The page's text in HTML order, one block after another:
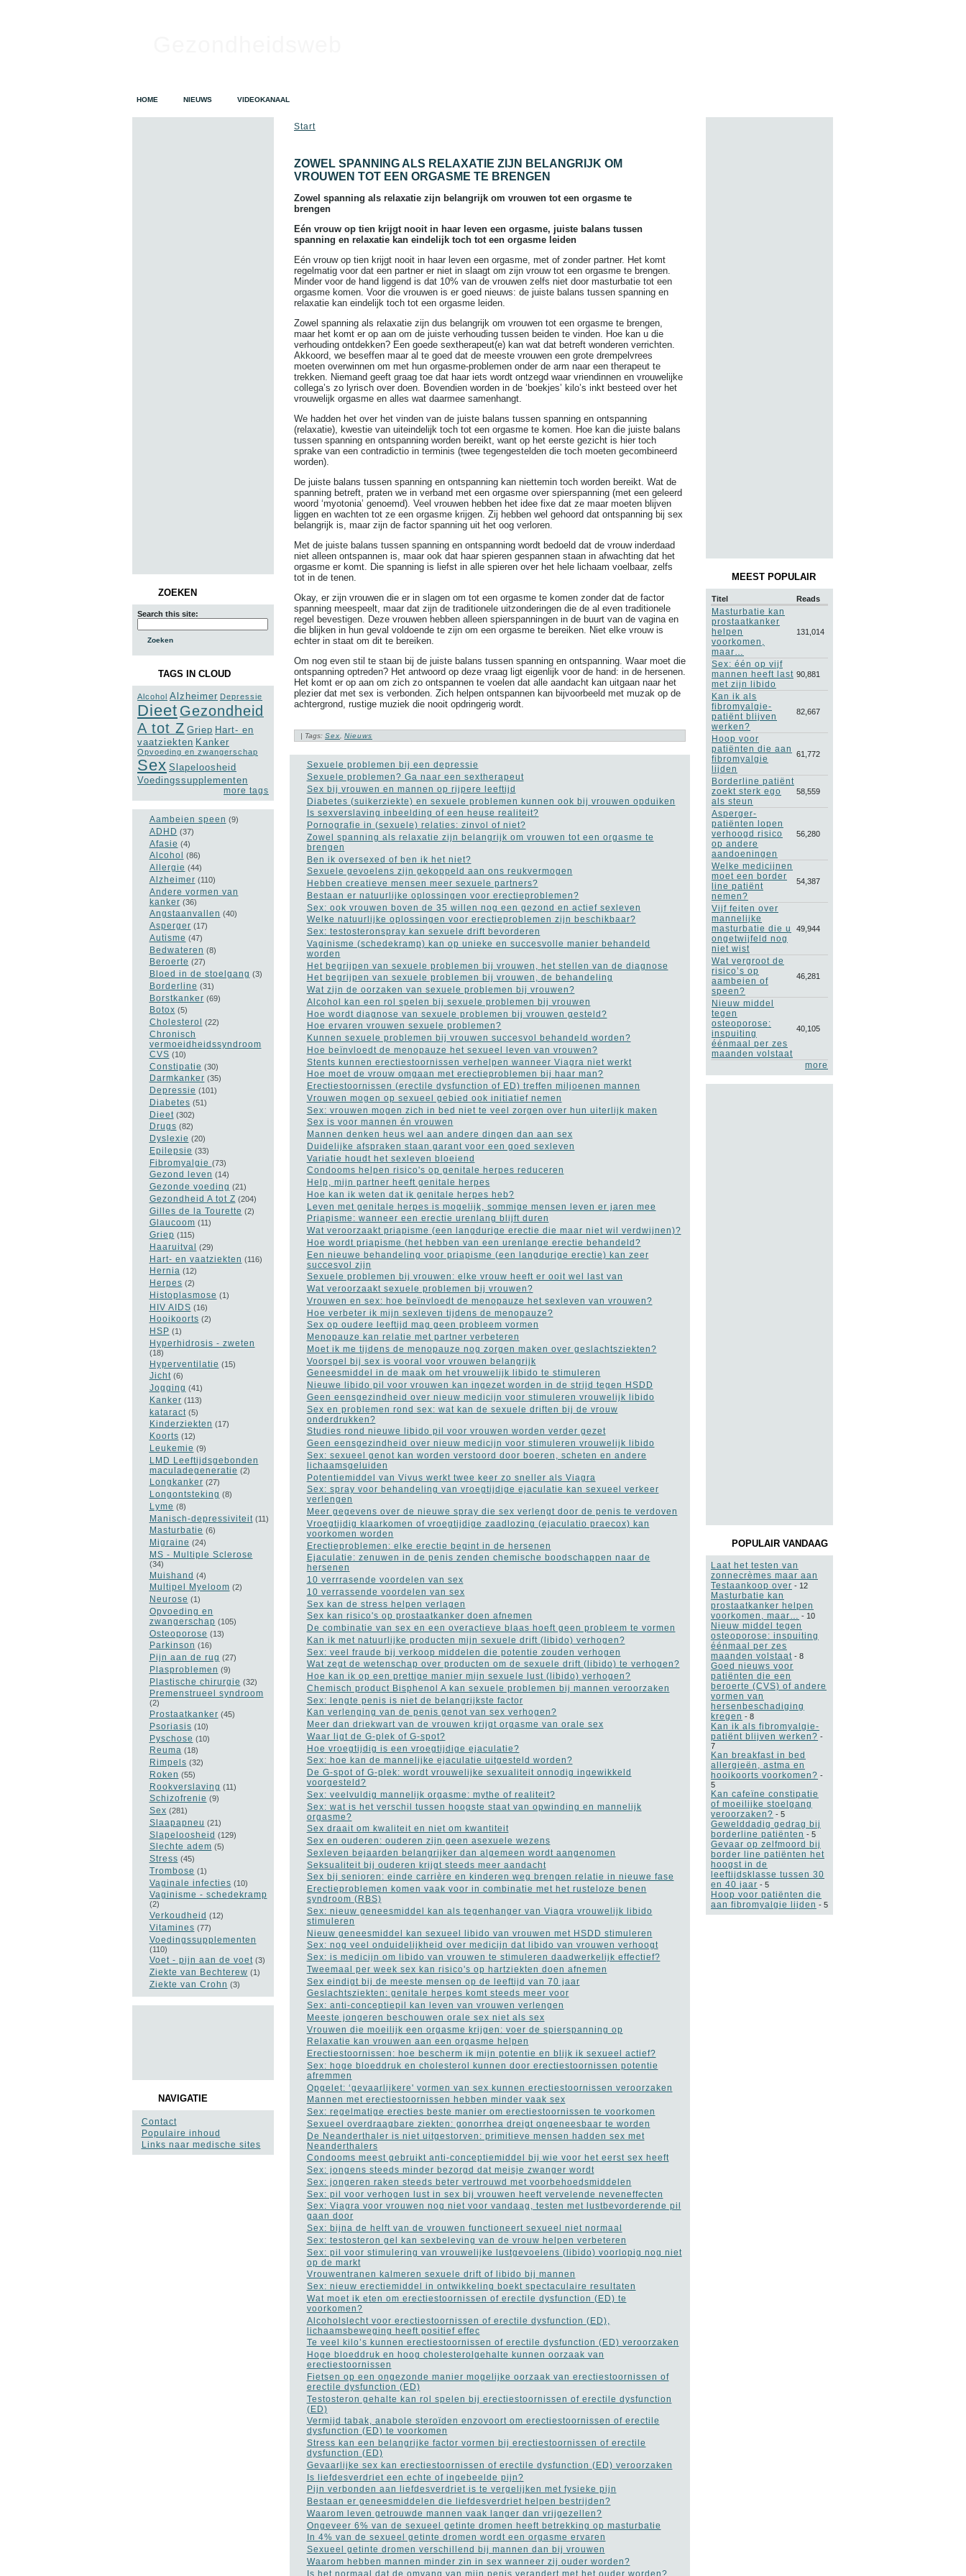
HOME NIEUWS VIDEOKANAAL
ZOEKEN
Search this site:
TAGS IN CLOUD
Alcohol Alzheimer Depressie
Dieet Gezondheid
A tot Z Griep Hart- en
vaatziekten Kanker
Opvoeding en zwangerschap
Sex Slapeloosheid
Voedingssupplementen
more tags
Aambeien speen (9)
ADHD (37)
Afasie (4)
Alcohol (86)
Allergie (44)
Alzheimer (110)
Andere vormen van
kanker (36)
Angstaanvallen (40)
Asperger (17)
Autisme (47)
Bedwateren (8)
Beroerte (27)
Bloed in de stoelgang (3)
Borderline (31)
Borstkanker (69)
Botox (5)
Cholesterol (22)
Chronisch
vermoeidheidssyndroom
CVS (10)
Constipatie (30)
Darmkanker (35)
Depressie (101)
Diabetes (51)
Dieet (302)
Drugs (82)
Dyslexie (20)
Epilepsie (33)
Fibromyalgie (73)
Gezond leven (14)
Gezonde voeding (21)
Gezondheid A tot Z (204)
Gilles de la Tourette (2)
Glaucoom (11)
Griep (115)
Haaruitval (29)
Hart- en vaatziekten (116)
Hernia (12)
Herpes (2)
Histoplasmose (1)
HIV AIDS (16)
Hooikoorts (2)
HSP (1)
Hyperhidrosis - zweten
(18)
Hyperventilatie (15)
Jicht (6)
Jogging (41)
Kanker (113)
kataract (5)
Kinderziekten (17)
Koorts (12)
Leukemie (9)
LMD Leeftijdsgebonden
maculadegeneratie (2)
Longkanker (27)
Longontsteking (8)
Lyme (8)
Manisch-depressiviteit (11)
Masturbatie (6)
Migraine (24)
MS - Multiple Sclerose
(34)
Muishand (4)
Multipel Myeloom (2)
Neurose (1)
Opvoeding en
zwangerschap (105)
Osteoporose (13)
Parkinson (16)
Pijn aan de rug (27)
Plasproblemen (9)
Plastische chirurgie (32)
Premenstrueel syndroom
(2)
Prostaatkanker (45)
Psoriasis (10)
Pyschose (10)
Reuma (18)
Rimpels (32)
Roken (55)
Rookverslaving (11)
Schizofrenie (9)
Sex (281)
Slaapapneu (21)
Slapeloosheid (129)
Slechte adem (5)
Stress (45)
Trombose (1)
Vaginale infecties (10)
Vaginisme - schedekramp
(2)
Verkoudheid (12)
Vitamines (77)
Voedingssupplementen
(110)
Voet - pijn aan de voet (3)
Ziekte van Bechterew (1)
Ziekte van Crohn (3)
NAVIGATIE
Contact
Populaire inhoud
Links naar medische sites
Start
ZOWEL SPANNING ALS RELAXATIE ZIJN BELANGRIJK OM
VROUWEN TOT EEN ORGASME TE BRENGEN
Zowel spanning als relaxatie zijn belangrijk om vrouwen tot een orgasme te
brengen
Eén vrouw op tien krijgt nooit in haar leven een orgasme, juiste balans tussen
spanning en relaxatie kan eindelijk toch tot een orgasme leiden
Eén vrouw op tien krijgt nooit in haar leven een orgasme, met of zonder partner. Het komt
regelmatig voor dat een partner er niet in slaagt om zijn vrouw tot een orgasme te brengen.
Minder voor de hand liggend is dat 10% van de vrouwen zelfs niet door masturbatie tot een
orgasme komen. Voor die vrouwen is er goed nieuws: de juiste balans tussen spanning en
relaxatie kan eindelijk toch tot een orgasme leiden.
Zowel spanning als relaxatie zijn dus belangrijk om vrouwen tot een orgasme te brengen,
maar het komt er op aan om de juiste verhouding tussen beiden te vinden. Hoe kan u die
verhouding ontdekken? Een goede sextherapeut(e) kan wat dat betreft wonderen verrichten.
Akkoord, we beseffen maar al te goed dat de meeste vrouwen een grote drempelvrees
moeten overwinnen om met hun orgasme-problemen onder de arm naar een therapeut te
trekken. Niemand geeft graag toe dat haar iets wordt ontzegd waar vriendinnen en vrouwelijke
collega’s zo lyrisch over doen. Bovendien worden in de ‘boekjes’ kilo’s inkt besteed over het
vrouwelijk orgasme en alles wat daarmee samenhangt.
We hadden het over het vinden van de juiste balans tussen spanning en ontspanning
(relaxatie), kwestie van uiteindelijk toch tot een orgasme te komen. Hoe kan die juiste balans
tussen spanning en ontspanning worden bereikt, want op het eerste gezicht is hier toch
sprake van een contradictio in terminis (twee tegengestelden die toch moeten gecombineerd
worden).
De juiste balans tussen spanning en ontspanning kan niettemin toch worden bereikt. Wat de
spanning betreft, praten we in verband met een orgasme over spierspanning (met een geleerd
woord ‘myotonia’ genoemd). Veel vrouwen hebben het idee fixe dat ze maar moeten blijven
liggen en wachten tot ze een orgasme krijgen. Zij hebben wel gehoord dat ontspanning bij sex
belangrijk is, maar zijn de factor spanning uit het oog verloren.
Met de juiste balans tussen spanning en ontspanning wordt bedoeld dat de vrouw inderdaad
niet alleen ontspannen is, maar ook dat haar spieren gespannen staan in afwachting dat het
orgasme er komt. Die spanning is liefst in alle spieren over het hele lichaam voelbaar, zelfs
tot in de tenen.
Okay, er zijn vrouwen die er in slagen om tot een orgasme te komen zonder dat de factor
spanning meespeelt, maar dat zijn de traditionele uitzonderingen die de al even traditionele
regel bevestigen. Deze vrouwen hebben alleen spierspanningen in de buurt van de vagina en
die blijken in hun geval voldoende te zijn om een orgasme te bereiken. Niet elke vrouw is
echter in staat om dit te bereiken.
Om nog even stil te staan bij de juiste balans tussen spanning en ontspanning. Waar moet die
ontspanning optreden? Het antwoord op deze vraag ligt eigenlijk voor de hand: in de hersenen.
Het komt er op aan om zich zo ontspannen te voelen dat alle aandacht kan uitgaan naar het
plezier dat met sex is verbonden. Zich helpen ontspannen kan bijvoorbeeld met muzak op de
achtergrond, rustige muziek die nooit opdringerig wordt.
| Tags: Sex, Nieuws
Sexuele problemen bij een depressie
Sexuele problemen? Ga naar een sextherapeut
Sex bij vrouwen en mannen op rijpere leeftijd
Diabetes (suikerziekte) en sexuele problemen kunnen ook bij vrouwen opduiken
Is sexverslaving inbeelding of een heuse realiteit?
Pornografie in (sexuele) relaties: zinvol of niet?
Zowel spanning als relaxatie zijn belangrijk om vrouwen tot een orgasme te
brengen
Ben ik oversexed of ben ik het niet?
Sexuele gevoelens zijn gekoppeld aan ons reukvermogen
Hebben creatieve mensen meer sexuele partners?
Bestaan er natuurlijke oplossingen voor erectieproblemen?
Sex: ook vrouwen boven de 35 willen nog een gezond en actief sexleven
Welke natuurlijke oplossingen voor erectieproblemen zijn beschikbaar?
Sex: testosteronspray kan sexuele drift bevorderen
Vaginisme (schedekramp) kan op unieke en succesvolle manier behandeld
worden
Het begrijpen van sexuele problemen bij vrouwen, het stellen van de diagnose
Het begrijpen van sexuele problemen bij vrouwen, de behandeling
Wat zijn de oorzaken van sexuele problemen bij vrouwen?
Alcohol kan een rol spelen bij sexuele problemen bij vrouwen
Hoe wordt diagnose van sexuele problemen bij vrouwen gesteld?
Hoe ervaren vrouwen sexuele problemen?
Kunnen sexuele problemen bij vrouwen succesvol behandeld worden?
Hoe beïnvloedt de menopauze het sexueel leven van vrouwen?
Stents kunnen erectiestoornissen verhelpen wanneer Viagra niet werkt
Hoe moet de vrouw omgaan met erectieproblemen bij haar man?
Erectiestoornissen (erectile dysfunction of ED) treffen miljoenen mannen
Vrouwen mogen op sexueel gebied ook initiatief nemen
Sex: vrouwen mogen zich in bed niet te veel zorgen over hun uiterlijk maken
Sex is voor mannen én vrouwen
Mannen denken heus wel aan andere dingen dan aan sex
Duidelijke afspraken staan garant voor een goed sexleven
Variatie houdt het sexleven bloeiend
Condooms helpen risico's op genitale herpes reduceren
Help, mijn partner heeft genitale herpes
Hoe kan ik weten dat ik genitale herpes heb?
Leven met genitale herpes is mogelijk, sommige mensen leven er jaren mee
Priapisme: wanneer een erectie urenlang blijft duren
Wat veroorzaakt priapisme (een langdurige erectie die maar niet wil verdwijnen)?
Hoe wordt priapisme (het hebben van een urenlange erectie behandeld?
Een nieuwe behandeling voor priapisme (een langdurige erectie) kan zeer
succesvol zijn
Sexuele problemen bij vrouwen: elke vrouw heeft er ooit wel last van
Wat veroorzaakt sexuele problemen bij vrouwen?
Vrouwen en sex: hoe beïnvloedt de menopauze het sexleven van vrouwen?
Hoe verbeter ik mijn sexleven tijdens de menopauze?
Sex op oudere leeftijd mag geen probleem vormen
Menopauze kan relatie met partner verbeteren
Moet ik me tijdens de menopauze nog zorgen maken over geslachtsziekten?
Voorspel bij sex is vooral voor vrouwen belangrijk
Geneesmiddel in de maak om het vrouwelijk libido te stimuleren
Nieuwe libido pil voor vrouwen kan ingezet worden in de strijd tegen HSDD
Geen eensgezindheid over nieuw medicijn voor stimuleren vrouwelijk libido
Sex en problemen rond sex: wat kan de sexuele driften bij de vrouw
onderdrukken?
Studies rond nieuwe libido pil voor vrouwen worden verder gezet
Geen eensgezindheid over nieuw medicijn voor stimuleren vrouwelijk libido
Sex: sexueel genot kan worden verstoord door boeren, scheten en andere
lichaamsgeluiden
Potentiemiddel van Vivus werkt twee keer zo sneller als Viagra
Sex: spray voor behandeling van vroegtijdige ejaculatie kan sexueel verkeer
verlengen
Meer gegevens over de nieuwe spray die sex verlengt door de penis te verdoven
Vroegtijdig klaarkomen of vroegtijdige zaadlozing (ejaculatio praecox) kan
voorkomen worden
Erectieproblemen: elke erectie begint in de hersenen
Ejaculatie: zenuwen in de penis zenden chemische boodschappen naar de
hersenen
10 verrrasende voordelen van sex
10 verrassende voordelen van sex
Sex kan de stress helpen verlagen
Sex kan risico's op prostaatkanker doen afnemen
De combinatie van sex en een overactieve blaas hoeft geen probleem te vormen
Kan ik met natuurlijke producten mijn sexuele drift (libido) verhogen?
Sex: veel fraude bij verkoop middelen die potentie zouden verhogen
Wat zegt de wetenschap over producten om de sexuele drift (libido) te verhogen?
Hoe kan ik op een prettige manier mijn sexuele lust (libido) verhogen?
Chemisch product Bisphenol A kan sexuele problemen bij mannen veroorzaken
Sex: lengte penis is niet de belangrijkste factor
Kan verlenging van de penis genot van sex verhogen?
Meer dan driekwart van de vrouwen krijgt orgasme van orale sex
Waar ligt de G-plek of G-spot?
Hoe vroegtijdig is een vroegtijdige ejaculatie?
Sex: hoe kan de mannelijke ejaculatie uitgesteld worden?
De G-spot of G-plek: wordt vrouwelijke sexualiteit onnodig ingewikkeld
voorgesteld?
Sex: veelvuldig mannelijk orgasme: mythe of realiteit?
Sex: wat is het verschil tussen hoogste staat van opwinding en mannelijk
orgasme?
Sex draait om kwaliteit en niet om kwantiteit
Sex en ouderen: ouderen zijn geen asexuele wezens
Sexleven bejaarden belangrijker dan algemeen wordt aangenomen
Seksualiteit bij ouderen krijgt steeds meer aandacht
Sex bij senioren: einde carrière en kinderen weg brengen relatie in nieuwe fase
Erectieproblemen komen vaak voor in combinatie met het rusteloze benen
syndroom (RBS)
Sex: nieuw geneesmiddel kan als tegenhanger van Viagra vrouwelijk libido
stimuleren
Nieuw geneesmiddel kan sexueel libido van vrouwen met HSDD stimuleren
Sex: nog veel onduidelijkheid over medicijn dat libido van vrouwen verhoogt
Sex: is medicijn om libido van vrouwen te stimuleren daadwerkelijk effectief?
Tweemaal per week sex kan risico's op hartziekten doen afnemen
Sex eindigt bij de meeste mensen op de leeftijd van 70 jaar
Geslachtsziekten: genitale herpes komt steeds meer voor
Sex: anti-conceptiepil kan leven van vrouwen verlengen
Meeste jongeren beschouwen orale sex niet als sex
Vrouwen die moeilijk een orgasme krijgen: voer de spierspanning op
Relaxatie kan vrouwen aan een orgasme helpen
Erectiestoornissen: hoe bescherm ik mijn potentie en blijk ik sexueel actief?
Sex: hoge bloeddruk en cholesterol kunnen door erectiestoornissen potentie
afremmen
Opgelet: ‘gevaarlijkere' vormen van sex kunnen erectiestoornissen veroorzaken
Mannen met erectiestoornissen hebben minder vaak sex
Sex: regelmatige erecties beste manier om erectiestoornissen te voorkomen
Sexueel overdraagbare ziekten: gonorrhea dreigt ongeneesbaar te worden
De Neanderthaler is niet uitgestorven: primitieve mensen hadden sex met
Neanderthalers
Condooms meest gebruikt anti-conceptiemiddel bij wie voor het eerst sex heeft
Sex: jongens steeds minder bezorgd dat meisje zwanger wordt
Sex: jongeren raken steeds beter vertrouwd met voorbehoedsmiddelen
Sex: pil voor verhogen lust in sex bij vrouwen heeft vervelende neveneffecten
Sex: Viagra voor vrouwen nog niet voor vandaag, testen met lustbevorderende pil
gaan door
Sex: bijna de helft van de vrouwen functioneert sexueel niet normaal
Sex: testosteron gel kan sexbeleving van de vrouw helpen verbeteren
Sex: pil voor stimulering van vrouwelijke lustgevoelens (libido) voorlopig nog niet
op de markt
Vrouwentranen kalmeren sexuele drift of libido bij mannen
Sex: nieuw erectiemiddel in ontwikkeling boekt spectaculaire resultaten
Wat moet ik eten om erectiestoornissen of erectile dysfunction (ED) te
voorkomen?
Alcoholslecht voor erectiestoornissen of erectile dysfunction (ED),
lichaamsbeweging heeft positief effec
Te veel kilo’s kunnen erectiestoornissen of erectile dysfunction (ED) veroorzaken
Hoge bloeddruk en hoog cholesterolgehalte kunnen oorzaak van
erectiestoornissen
Fietsen op een ongezonde manier mogelijke oorzaak van erectiestoornissen of
erectile dysfunction (ED)
Testosteron gehalte kan rol spelen bij erectiestoornissen of erectile dysfunction
(ED)
Vermijd tabak, anabole steroïden enzovoort om erectiestoornissen of erectile
dysfunction (ED) te voorkomen
Stress kan een belangrijke factor vormen bij erectiestoornissen of erectile
dysfunction (ED)
Gevaarlijke sex kan erectiestoornissen of erectile dysfunction (ED) veroorzaken
Is liefdesverdriet een echte of ingebeelde pijn?
Pijn verbonden aan liefdesverdriet is te vergelijken met fysieke pijn
Bestaan er geneesmiddelen die liefdesverdriet helpen bestrijden?
Waarom leven getrouwde mannen vaak langer dan vrijgezellen?
Ongeveer 6% van de sexueel getinte dromen heeft betrekking op masturbatie
In 4% van de sexueel getinte dromen wordt een orgasme ervaren
Sexueel getinte dromen verschillend bij mannen dan bij vrouwen
Waarom hebben mannen minder zin in sex wanneer zij ouder worden?
Is het normaal dat de omvang van mijn penis verandert met het ouder worden?
MEEST POPULAIR
Titel Reads
Masturbatie kan
prostaatkanker
helpen
voorkomen,
maar…
131,014
Sex: één op vijf
mannen heeft last
met zijn libido
90,881
Kan ik als
fibromyalgie-
patiënt blijven
werken?
82,667
Hoop voor
patiënten die aan
fibromyalgie
lijden
61,772
Borderline patiënt
zoekt sterk ego
als steun
58,559
Asperger-
patiënten lopen
verhoogd risico
op andere
aandoeningen
56,280
Welke medicijnen
moet een border
line patiënt
nemen?
54,387
Vijf feiten over
mannelijke
masturbatie die u
ongetwijfeld nog
niet wist
49,944
Wat vergroot de
risico’s op
aambeien of
speen?
46,281
Nieuw middel
tegen
osteoporose:
inspuiting
éénmaal per zes
maanden volstaat
40,105
more
POPULAIR VANDAAG
Laat het testen van
zonnecrèmes maar aan
Testaankoop over - 12
Masturbatie kan
prostaatkanker helpen
voorkomen, maar… - 10
Nieuw middel tegen
osteoporose: inspuiting
éénmaal per zes
maanden volstaat - 8
Goed nieuws voor
patiënten die een
beroerte (CVS) of andere
vormen van
hersenbeschadiging
kregen - 8
Kan ik als fibromyalgie-
patiënt blijven werken? -
7
Kan breakfast in bed
allergieën, astma en
hooikoorts voorkomen? -
5
Kan cafeïne constipatie
of moeilijke stoelgang
veroorzaken? - 5
Gewelddadig gedrag bij
borderline patiënten - 5
Gevaar op zelfmoord bij
border line patiënten het
hoogst in de
leeftijdsklasse tussen 30
en 40 jaar - 5
Hoop voor patiënten die
aan fibromyalgie lijden - 5